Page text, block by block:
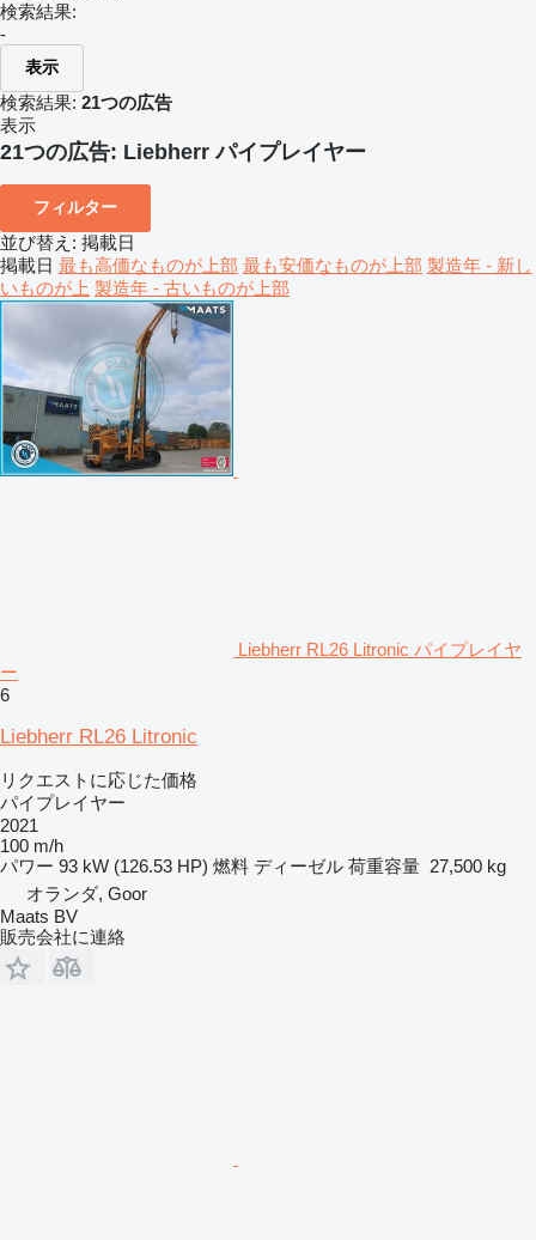
検索結果:
-
表示
検索結果: 21つの広告
表示
21つの広告: Liebherr パイプレイヤー
フィルター
並び替え : 掲載日
掲載日 最も高価なものが上部 最も安価なものが上部 製造年 - 新し
いものが上 製造年 - 古いものが上部
Liebherr RL26 Litronic パイプレイヤ
ー
6
Liebherr RL26 Litronic
リクエストに応じた価格
パイプレイヤー
2021
100 m/h
パワー 93 kW (126.53 HP) 燃料 ディーゼル 荷重容量 27,500 kg
オランダ, Goor
Maats BV
販売会社に連絡